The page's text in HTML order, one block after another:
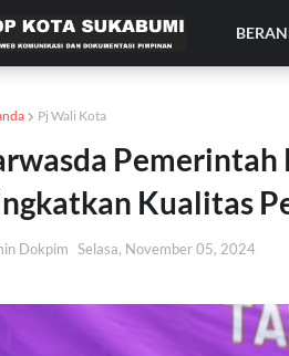
Pj Wali Kota
Kualitas
Dokpim Selasa, November 05, 2024